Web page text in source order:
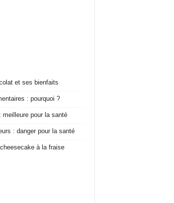
et ses bienfaits
: pourquoi ?
meilleure pour la santé
: danger pour la santé
à la fraise